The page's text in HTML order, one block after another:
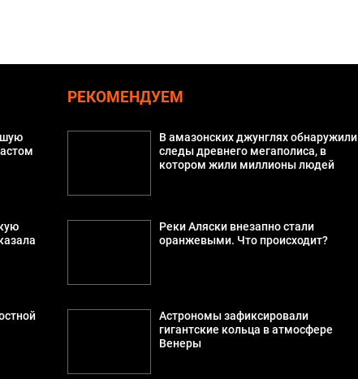
РЕКОМЕНДУЕМ
В амазонских джунглях обнаружили
следы древнего мегаполиса, в
котором жили миллионы людей
Реки Аляски внезапно стали
оранжевыми. Что происходит?
Астрономы зафиксировали
гигантские кольца в атмосфере
Венеры